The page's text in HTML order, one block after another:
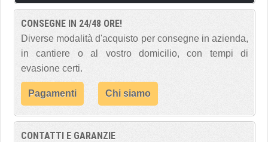
CONSEGNE IN 24/48 ORE!
Diverse modalità d'acquisto per consegne in azienda,
in cantiere o al vostro domicilio, con tempi di
evasione certi.
Pagamenti Chi siamo
CONTATTI E GARANZIE